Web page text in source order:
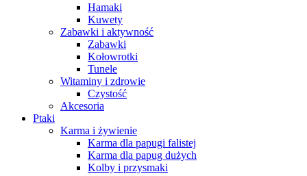
Hamaki
Kuwety
Zabawki i aktywność
Zabawki
Kołowrotki
Tunele
Witaminy i zdrowie
Czystość
Akcesoria
Ptaki
Karma i żywienie
Karma dla papugi falistej
Karma dla papug dużych
Kolby i przysmaki